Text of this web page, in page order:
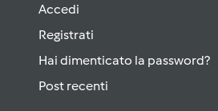
Accedi
Registrati
Hai dimenticato la password?
Post recenti